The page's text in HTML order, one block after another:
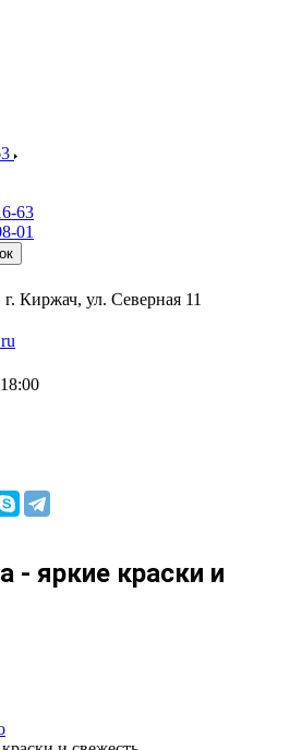
63
01
Киржач, ул. Северная 11
- яркие краски и